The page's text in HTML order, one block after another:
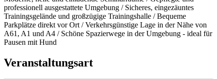
professionell ausgestattete Umgebung / Sicheres, eingezäuntes
Trainingsgelände und großzügige Trainingshalle / Bequeme
Parkplätze direkt vor Ort / Verkehrsgünstige Lage in der Nähe von
A61, A1 und A4 / Schöne Spazierwege in der Umgebung - ideal für
Pausen mit Hund
Veranstaltungsart